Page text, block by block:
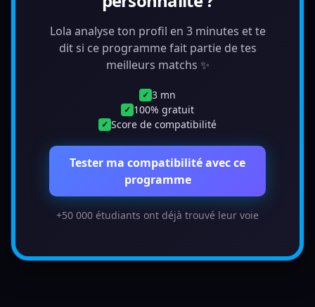
Lola analyse ton profil en 3 minutes et te
dit si ce programme fait partie de tes
meilleurs matchs ✨
✓ 3 mn
✓ 100% gratuit
✓ Score de compatibilité
Tester ma compatibilité avec ce
programme
+50 000 étudiants ont déjà trouvé leur voie